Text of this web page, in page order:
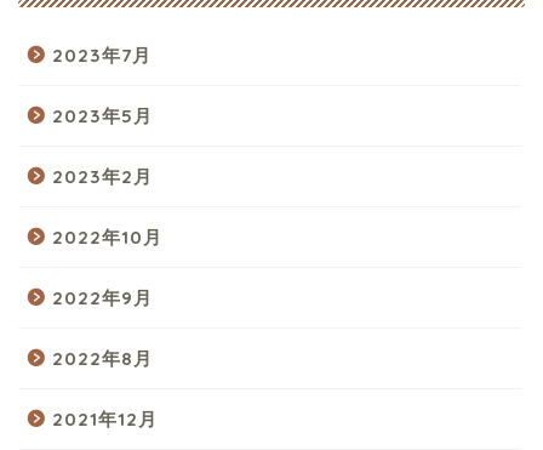
2023年7月
2023年5月
2023年2月
2022年10月
2022年9月
2022年8月
2021年12月